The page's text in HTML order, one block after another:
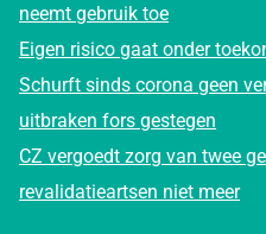
neemt gebruik toe
Eigen risico gaat onder
Schurft sinds corona geen
uitbraken fors gestegen
CZ vergoedt zorg van twee
revalidatieartsen niet meer